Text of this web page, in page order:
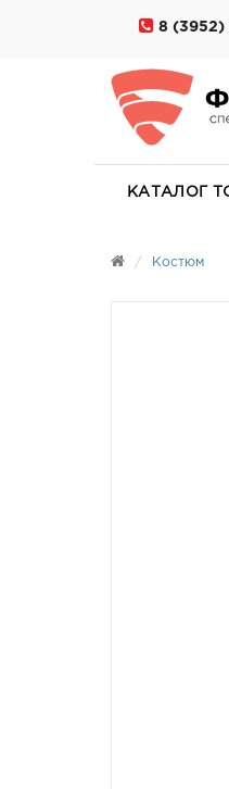
8 (3952)
КАТАЛОГ
Костюм